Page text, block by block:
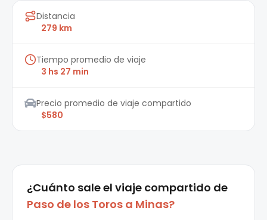
Distancia
279 km
Tiempo promedio de viaje
3 hs 27 min
Precio promedio de viaje compartido
$580
¿Cuánto sale el viaje compartido de
Paso de los Toros a Minas?